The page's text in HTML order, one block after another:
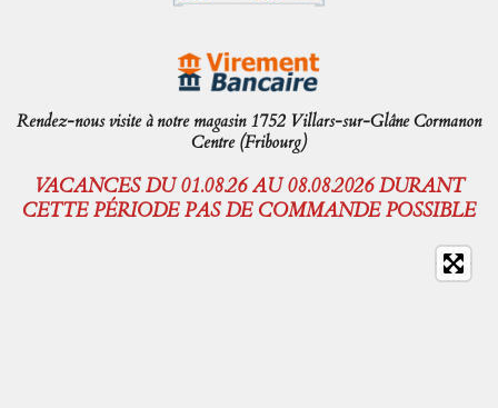
Rendez-nous visite à notre magasin 1752 Villars-sur-Glâne Cormanon
Centre (Fribourg)
VACANCES DU 01.08.26 AU 08.08.2026 DURANT
CETTE PÉRIODE PAS DE COMMANDE POSSIBLE